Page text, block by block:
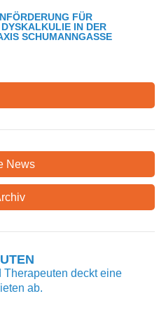
FÜR LEGASTHENIE &
KINDERARZTPRAXIS
News
deckt eine ganze